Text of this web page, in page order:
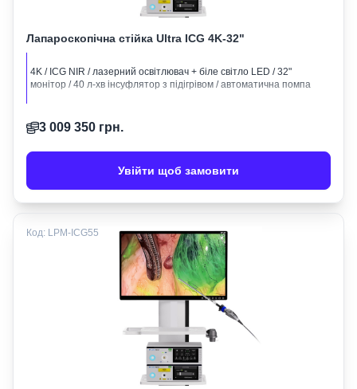
Лапароскопічна стійка Ultra ICG 4K-32"
4K / ICG NIR / лазерний освітлювач + біле світло LED / 32"
монітор / 40 л-хв інсуфлятор з підігрівом / автоматична помпа
3 009 350 грн.
Увійти щоб замовити
Код: LPM-ICG55